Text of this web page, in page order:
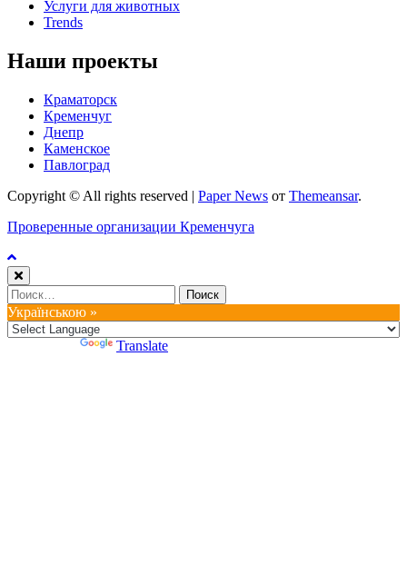
Услуги для животных
Trends
Наши проекты
Краматорск
Кременчуг
Днепр
Каменское
Павлоград
Copyright © All rights reserved | Paper News от Themeansar.
Проверенные организации Кременчуга
Найти:
Українською »
Translate